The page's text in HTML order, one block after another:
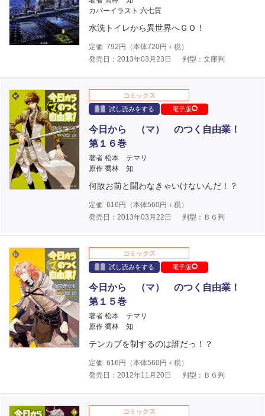
カバーイラスト 六七質
水洗トイレから異世界へＧＯ！
定価 792 円（本体720円＋税）
発売日：2013年03月23日
判型：文庫判
コミックス
試し読みをする
電子版
今日から （マ） のつく自由業！
第１６巻
著者 松本 テマリ
原作 喬林 知
何故お前と闘わなきゃいけないんだ！？
定価 616 円（本体560円＋税）
発売日：2013年03月22日
判型：Ｂ６判
コミックス
試し読みをする
電子版
今日から （マ） のつく自由業！
第１５巻
著者 松本 テマリ
原作 喬林 知
テンカブを制するのは誰だっ！？
定価 616 円（本体560円＋税）
発売日：2012年11月20日
判型：Ｂ６判
コミックス